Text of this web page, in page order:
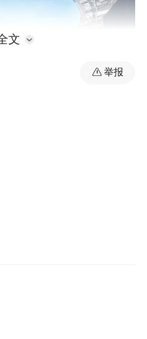
文
举报